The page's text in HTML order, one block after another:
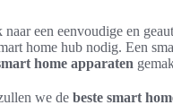
een eenvoudige en
home hub nodig. Een
home apparaten
we de beste smart